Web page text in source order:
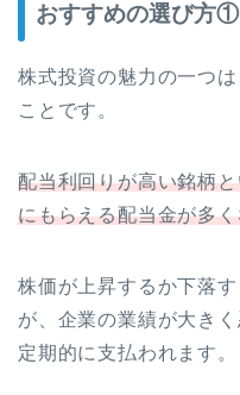
おすすめの選び方
株式投資の魅力の一つ
ことです。
配当利回りが高い銘柄
にもらえる配当金が多
株価が上昇するか下落
が、企業の業績が大き
定期的に支払われます。